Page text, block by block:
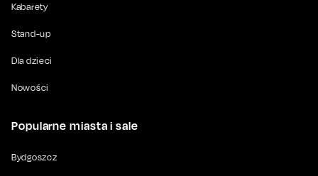
Kabarety
Stand-up
Dla dzieci
Nowości
Popularne miasta i sale
Bydgoszcz